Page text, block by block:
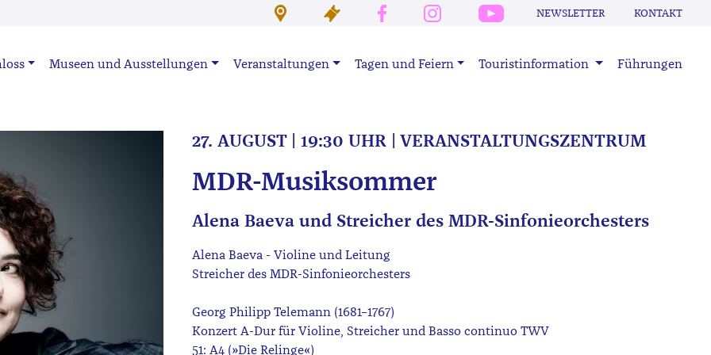
NEWSLETTER KONTAKT
Museen und Ausstellungen Veranstaltungen Tagen und Feiern Touristinformation Führungen
27. AUGUST | 19:30 UHR | VERANSTALTUNGSZENTRUM
MDR-Musiksommer
Alena Baeva und Streicher des MDR-Sinfonieorchesters
Alena Baeva - Violine und Leitung
Streicher des MDR-Sinfonieorchesters
Georg Philipp Telemann (1681–1767)
Konzert A-Dur für Violine, Streicher und Basso continuo TWV
51: A4 (»Die Relinge«)